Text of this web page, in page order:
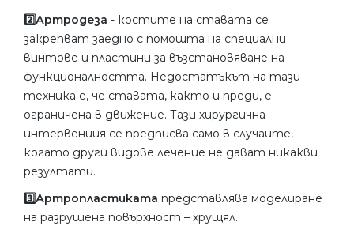
2️⃣Артродеза - костите на ставата се
закрепват заедно с помощта на специални
винтове и пластини за възстановяване на
функционалността. Недостатъкът на тази
техника е, че ставата, както и преди, е
ограничена в движение. Тази хирургична
интервенция се предписва само в случаите,
когато други видове лечение не дават никакви
резултати.
3️⃣Артропластиката представлява моделиране
на разрушена повърхност – хрущял.